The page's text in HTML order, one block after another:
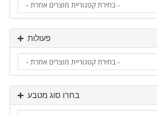
פעולות
בחרו סוג מטבע